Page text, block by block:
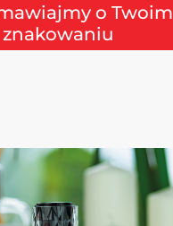
o Twoim
znakowaniu